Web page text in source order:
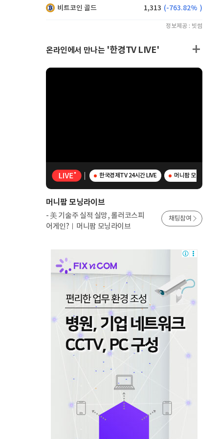
비트코인 골드 1,313 (-763.82% )
정보제공 : 빗썸
온라인에서 만나는 '한경TV LIVE'
한국경제TV 24시간 LIVE 머니팜 모닝라이브
머니팜 모닝라이브
- 美 기술주 실적 실망, 롤러코스피
어게인?ㅣ머니팜 모닝라이브
채팅참여